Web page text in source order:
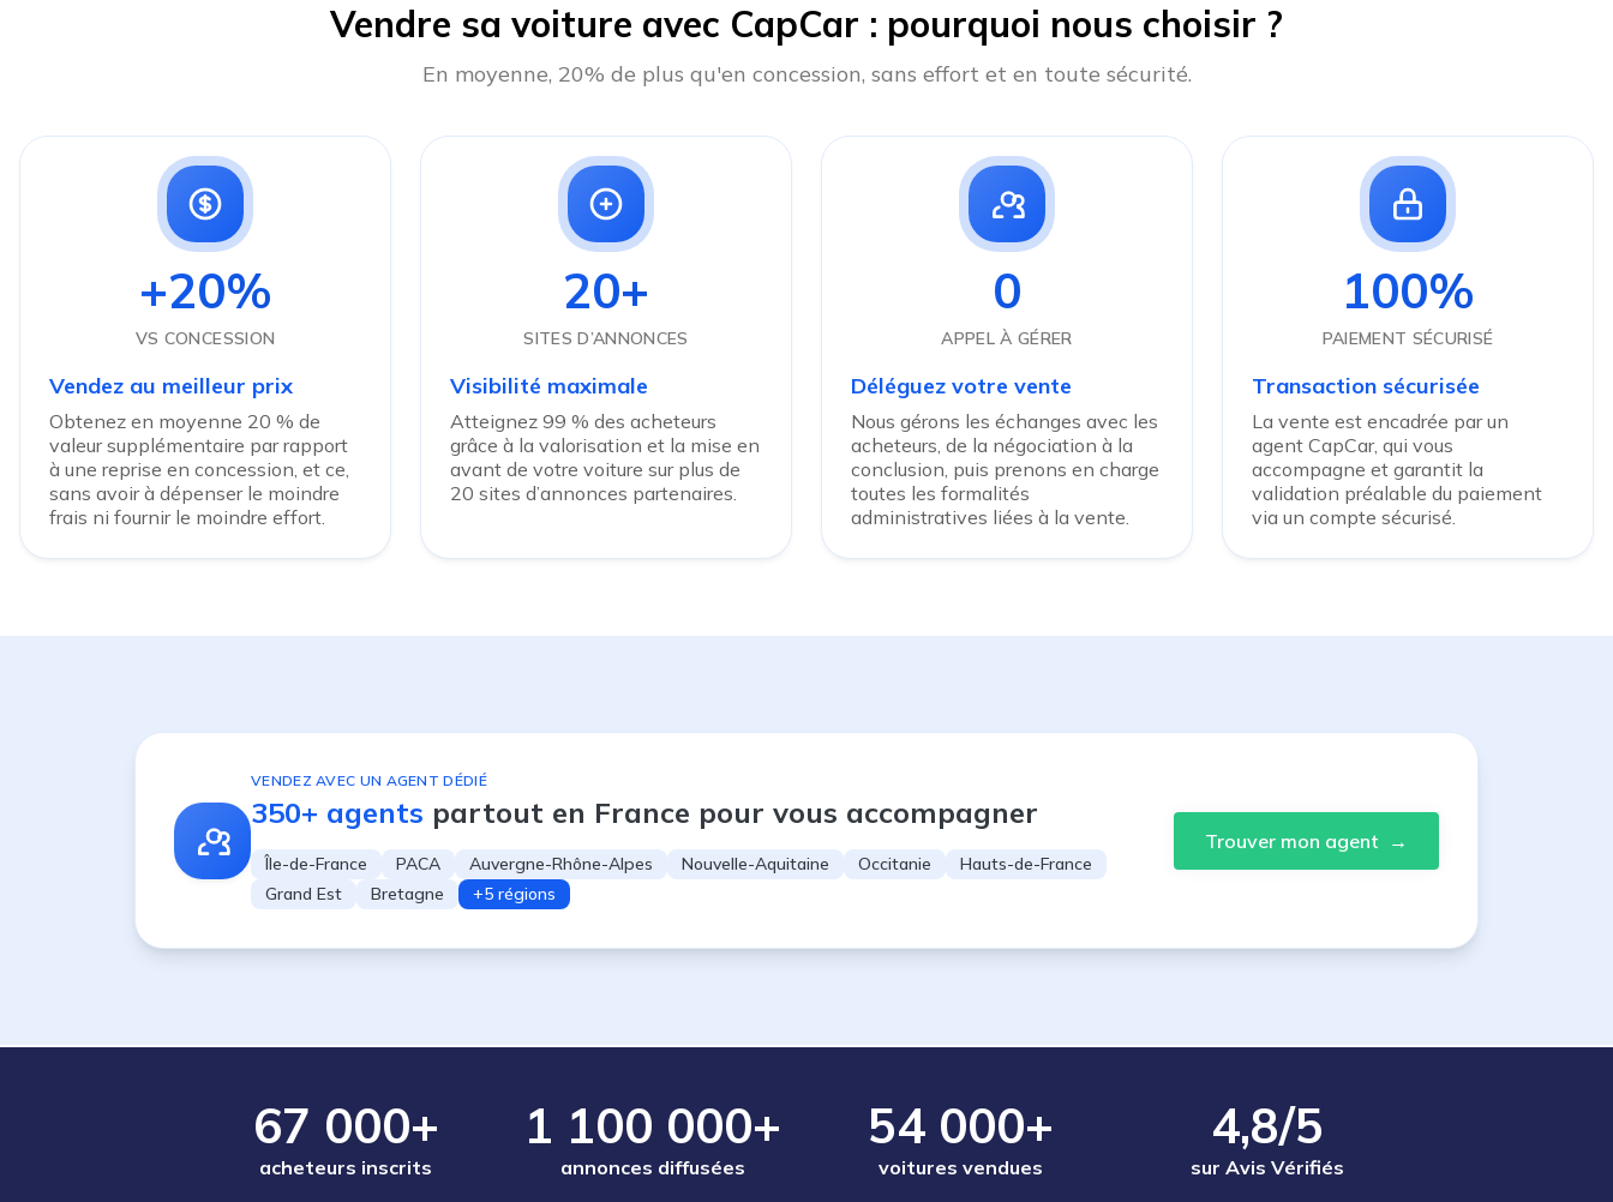
Vendre sa voiture avec CapCar : pourquoi nous choisir ?
En moyenne, 20% de plus qu'en concession, sans effort et en toute sécurité.
+20%
VS CONCESSION
Vendez au meilleur prix
Obtenez en moyenne 20 % de
valeur supplémentaire par rapport
à une reprise en concession, et ce,
sans avoir à dépenser le moindre
frais ni fournir le moindre effort.
20+
SITES D’ANNONCES
Visibilité maximale
Atteignez 99 % des acheteurs
grâce à la valorisation et la mise en
avant de votre voiture sur plus de
20 sites d’annonces partenaires.
0
APPEL À GÉRER
Déléguez votre vente
Nous gérons les échanges avec les
acheteurs, de la négociation à la
conclusion, puis prenons en charge
toutes les formalités
administratives liées à la vente.
100%
PAIEMENT SÉCURISÉ
Transaction sécurisée
La vente est encadrée par un
agent CapCar, qui vous
accompagne et garantit la
validation préalable du paiement
via un compte sécurisé.
VENDEZ AVEC UN AGENT DÉDIÉ
350+ agents partout en France pour vous accompagner
Île-de-France PACA Auvergne-Rhône-Alpes Nouvelle-Aquitaine Occitanie
Hauts-de-France
Grand Est
Bretagne +5 régions
Trouver mon agent →
67 000+
acheteurs inscrits
1 100 000+
annonces diffusées
54 000+
voitures vendues
4,8/5
sur Avis Vérifiés